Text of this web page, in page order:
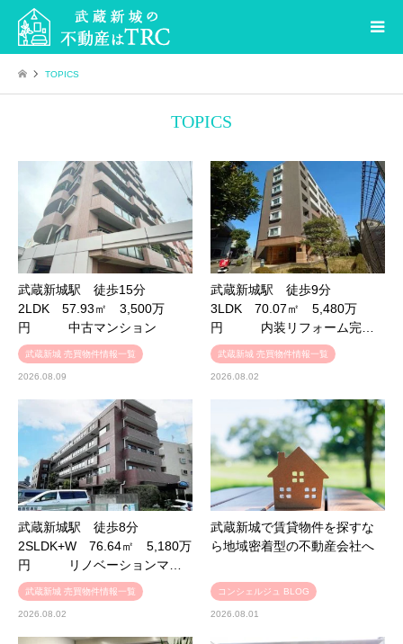
TOPICS
TOPICS
武蔵新城駅 徒歩15分
2LDK 57.93㎡ 3,500万
円 中古マンション
武蔵新城 売買物件情報一覧
2026.08.09
武蔵新城駅 徒歩9分
3LDK 70.07㎡ 5,480万
円 内装リフォーム完…
武蔵新城 売買物件情報一覧
2026.08.02
武蔵新城駅 徒歩8分
2SLDK+W 76.64㎡ 5,180万
円 リノベーションマ…
武蔵新城 売買物件情報一覧
2026.08.02
武蔵新城で賃貸物件を探すな
ら地域密着型の不動産会社へ
コンシェルジュ BLOG
2026.08.01